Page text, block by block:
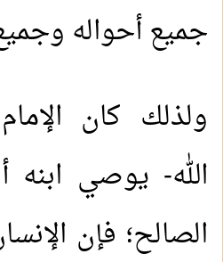
جميع أحواله
ولذلك كان
الله- يوصي ابنه
الصالح؛ فإن